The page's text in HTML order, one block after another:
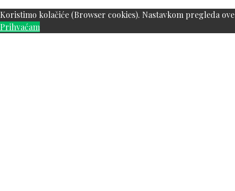
Koristimo kolačiće (Browser cookies). Nastavkom pregleda
Prihvaćam